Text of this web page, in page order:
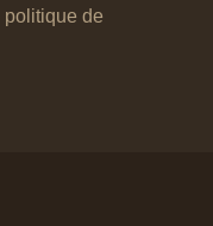
politique de